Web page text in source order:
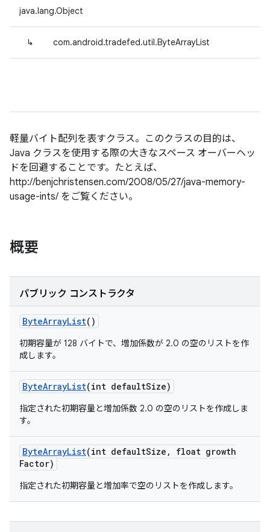
java.lang.Object
↳ com.android.tradefed.util.ByteArrayList
軽量バイト配列を表すクラス。このクラスの目的は、
Java クラスを使用する際の大きなスペース オーバーヘッ
ドを回避することです。たとえば、
http://benjchristensen.com/2008/05/27/java-memory-
usage-ints/ をご覧ください。
概要
パブリック コンストラクタ
ByteArrayList()
初期容量が 128 バイトで、増加係数が 2.0 の空のリストを作
成します。
ByteArrayList(int defaultSize)
指定された初期容量と増加係数 2.0 の空のリストを作成しま
す。
ByteArrayList(int defaultSize ,
float growth
Factor)
指定された初期容量と増加率で空のリストを作成します。